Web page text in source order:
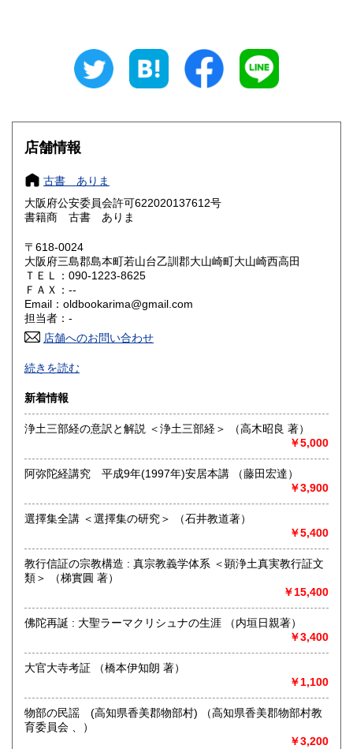
600円 三重県
大阪府
奈良県
鳥取県 600円 島根県
岡山県
山口県 600円
香川県 600円
高知県 600円
佐賀県
熊本県 600円 大分県 600円
600円
沖縄県 600円
店舗情報
古書 ありま
大阪府公安委員会許可622020137612号
書籍商 古書 ありま
〒618-0024
大阪府三島郡島本町若山台乙訓郡大山崎町大山崎西高田
ＴＥＬ：090-1223-8625
ＦＡＸ：--
Email：oldbookarima@gmail.com
担当者：-
店舗へのお問い合わせ
最寄駅：-
営業時間：-
定休日：-
書籍の買取について
北摂地域を中心に 京都方面 大阪方面出張買取いたしま
す ご相談ください
哲学宗教、美術工芸、古書一般（その他）
続きを読む
新着情報
浄土三部経の意訳と解説 ＜浄土三部経＞ （高木昭良 著）
￥5,000
阿弥陀経講究 平成9年(1997年)安居本講 （藤田宏達）
￥3,900
選擇集全講 ＜選擇集の研究＞ （石井教道著）
￥5,400
教行信証の宗教構造 : 真宗教義学体系 ＜顕浄土真実教行証文
類＞ （梯實圓 著）
￥15,400
佛陀再誕 : 大聖ラーマクリシュナの生涯 （内垣日親著）
￥3,400
大官大寺考証 （橋本伊知朗 著）
￥1,100
物部の民謡 (高知県香美郡物部村) （高知県香美郡物部村教
育委員会 、）
￥3,200